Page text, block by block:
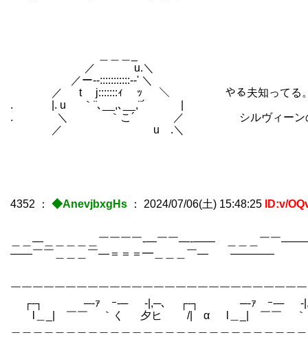
／ u.＼
／ー‐-:::::::::::-‐' ＼
／ t j:::::::ｨ ｯ ＼ やる夫知ってる。戦史
. |. u ｀¨､__,､__,¨´ |
. ＼ ｀こ´ ／ シルヴィーンの雷光
／ u .＼
4352 ： ◆AnevjbxgHs ： 2024/07/06(土) 15:48:25 ID:v/
＿＿―＿＿＿＿＿￣￣￣￣‐―￣￣―‐―― ＿＿＿￣
――￣￣＿＿＿￣―＝＝＝━＿＿＿￣― ―――― ＝
￣￣￣￣￣￣￣￣￣￣￣￣￣￣￣￣￣￣￣￣￣￣￣￣￣￣
┌‐┐ ─‐ｧ ｰ‐─ -|,─､ ┌‐┐ ─‐ｧ ｰ
l＿_| ￣￣ ｀く 夕ヒ /| α l＿_| ￣